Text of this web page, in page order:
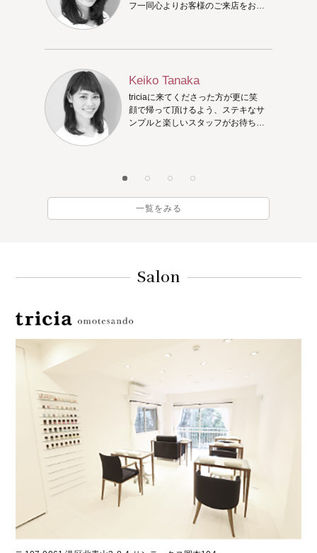
フ一同心よりお客様のご来店をお待
Keiko Tanaka
triciaに来てくださった方が更に笑
顔で帰って頂けるよう、ステキなサ
ンプルと楽しいスタッフがお待ちし
一覧をみる
Salon